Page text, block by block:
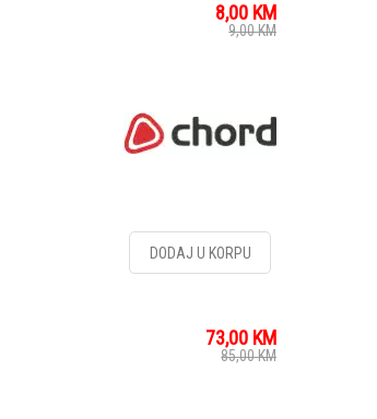
8,00 KM
9,00KM
DODAJ U KORPU
73,00 KM
85,00KM